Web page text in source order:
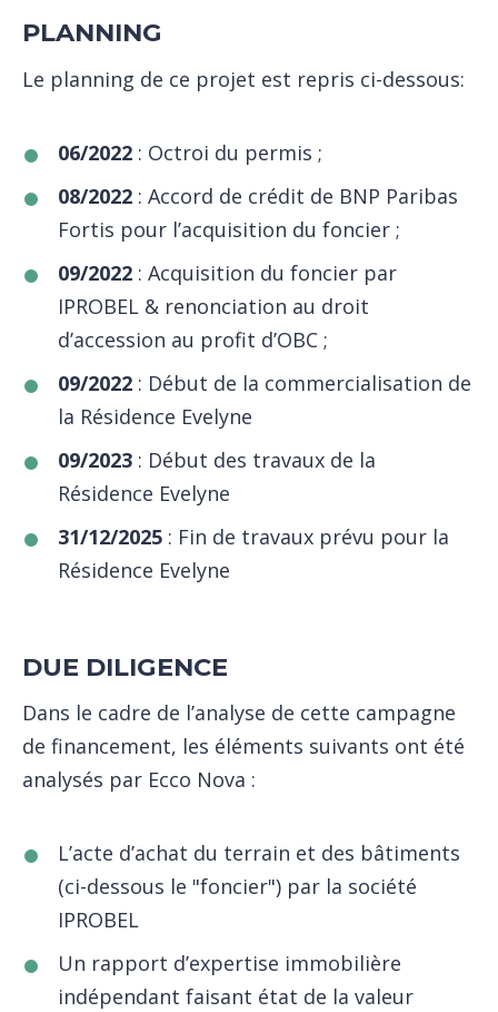
PLANNING
Le planning de ce projet est repris ci-dessous:
06/2022 : Octroi du permis ;
08/2022 : Accord de crédit de BNP Paribas
Fortis pour l’acquisition du foncier ;
09/2022 : Acquisition du foncier par
IPROBEL & renonciation au droit
d’accession au profit d’OBC ;
09/2022 : Début de la commercialisation de
la Résidence Evelyne
09/2023 : Début des travaux de la
Résidence Evelyne
31/12/2025 : Fin de travaux prévu pour la
Résidence Evelyne
DUE DILIGENCE
Dans le cadre de l’analyse de cette campagne
de financement, les éléments suivants ont été
analysés par Ecco Nova :
L’acte d’achat du terrain et des bâtiments
(ci-dessous le "foncier") par la société
IPROBEL
Un rapport d’expertise immobilière
indépendant faisant état de la valeur